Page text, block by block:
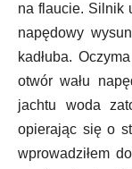
na flaucie. Silnik
napędowy
kadłuba.
otwór wału
jachtu woda
opierając się o
wprowadziłem